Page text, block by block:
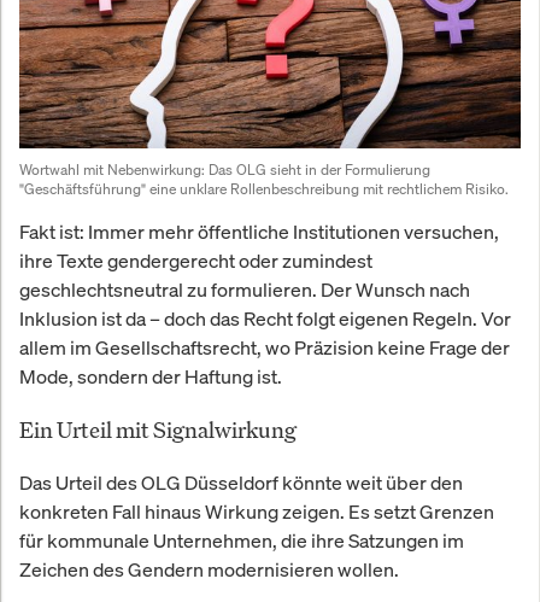
Wortwahl mit Nebenwirkung: Das OLG sieht in der Formulierung
"Geschäftsführung" eine unklare Rollenbeschreibung mit rechtlichem Risiko.
Fakt ist: Immer mehr öffentliche Institutionen versuchen,
ihre Texte gendergerecht oder zumindest
geschlechtsneutral zu formulieren. Der Wunsch nach
Inklusion ist da – doch das Recht folgt eigenen Regeln. Vor
allem im Gesellschaftsrecht, wo Präzision keine Frage der
Mode, sondern der Haftung ist.
Ein Urteil mit Signalwirkung
Das Urteil des OLG Düsseldorf könnte weit über den
konkreten Fall hinaus Wirkung zeigen. Es setzt Grenzen
für kommunale Unternehmen, die ihre Satzungen im
Zeichen des Gendern modernisieren wollen.